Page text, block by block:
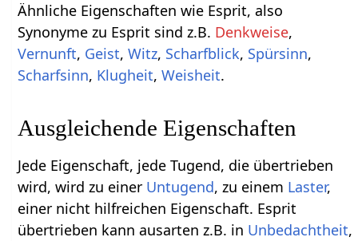
Ähnliche Eigenschaften wie Esprit, also
Synonyme zu Esprit sind z.B. Denkweise,
Vernunft, Geist,Witz, Scharfblick, Spürsinn,
Scharfsinn, Klugheit,Weisheit.
Ausgleichende Eigenschaften
Jede Eigenschaft, jede Tugend, die übertrieben
wird, wird zu einer Untugend, zu einem Laster,
einer nicht hilfreichen Eigenschaft. Esprit
übertrieben kann ausarten z.B. in Unbedachtheit,